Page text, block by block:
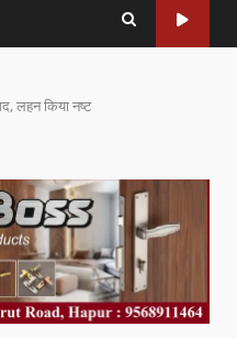
लहन किया नष्ट